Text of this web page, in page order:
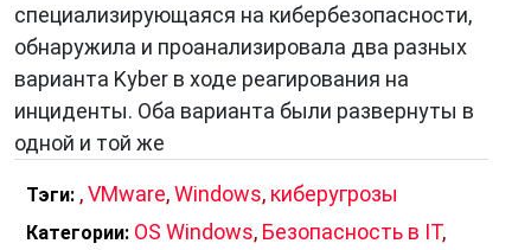
специализирующаяся на кибербезопасности,
обнаружила и проанализировала два разных
варианта Kyber в ходе реагирования на
инциденты. Оба варианта были развернуты в
одной и той же
Тэги: ,VMware,Windows, киберугрозы
Категории: OS Windows, Безопасность в IT,